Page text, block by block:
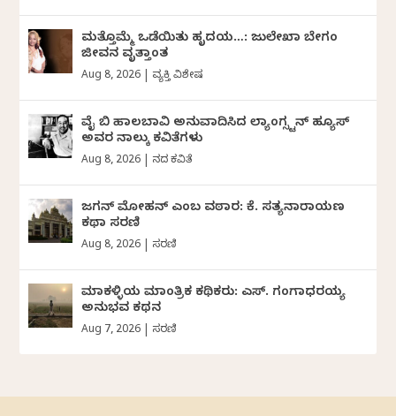
ಮತ್ತೊಮ್ಮೆ ಒಡೆಯಿತು ಹೃದಯ…: ಜುಲೇಖಾ ಬೇಗಂ
ಜೀವನ ವೃತ್ತಾಂತ
Aug 8, 2026 ವ್ಯಕ್ತಿ ವಿಶೇಷ
ವೈ ಬಿ ಹಾಲಬಾವಿ ಅನುವಾದಿಸಿದ ಲ್ಯಾಂಗ್ಸ್ಟನ್ ಹ್ಯೂಸ್
ಅವರ ನಾಲ್ಕು ಕವಿತೆಗಳು
Aug 8, 2026 ದಿನದ ಕವಿತೆ
ಜಗನ್‌ ಮೋಹನ್‌ ಎಂಬ ವಠಾರ: ಕೆ. ಸತ್ಯನಾರಾಯಣ
ಕಥಾ ಸರಣಿ
Aug 8, 2026 ಸರಣಿ
ಮಾಕಳ್ಳಿಯ ಮಾಂತ್ರಿಕ ಕಥಿಕರು: ಎಸ್. ಗಂಗಾಧರಯ್ಯ
ಅನುಭವ ಕಥನ
Aug 7, 2026 ಸರಣಿ